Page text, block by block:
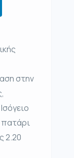
στην
πατάρι
2.20